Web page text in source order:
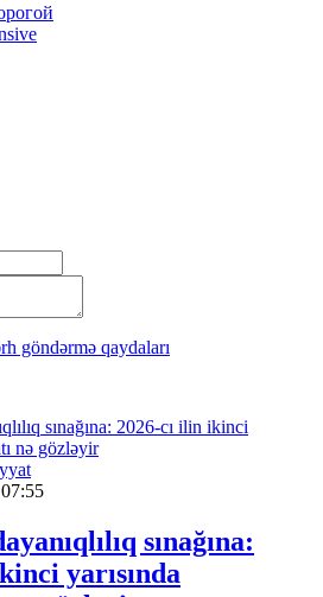
göndərmə qaydaları
sınağına:
yarısında